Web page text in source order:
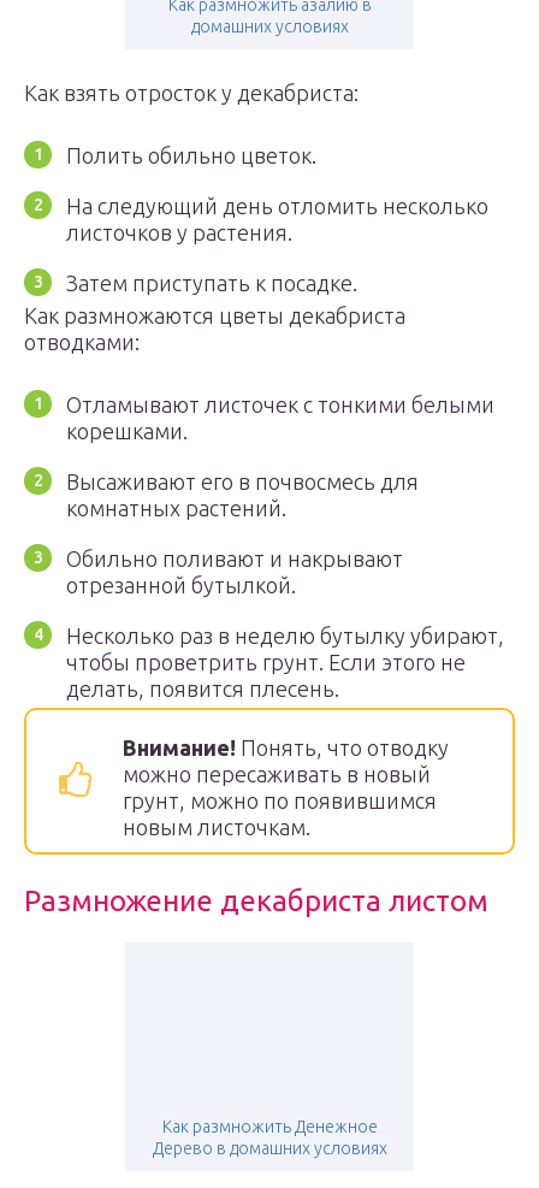
Как размножить азалию в
домашних условиях
Как взять отросток у декабриста:
Полить обильно цветок.
На следующий день отломить несколько
листочков у растения.
Затем приступать к посадке.
Как размножаются цветы декабриста
отводками:
Отламывают листочек с тонкими белыми
корешками.
Высаживают его в почвосмесь для
комнатных растений.
Обильно поливают и накрывают
отрезанной бутылкой.
Несколько раз в неделю бутылку убирают,
чтобы проветрить грунт. Если этого не
делать, появится плесень.
Внимание! Понять, что отводку
можно пересаживать в новый
грунт, можно по появившимся
новым листочкам.
Размножение декабриста листом
Как размножить Денежное
Дерево в домашних условиях